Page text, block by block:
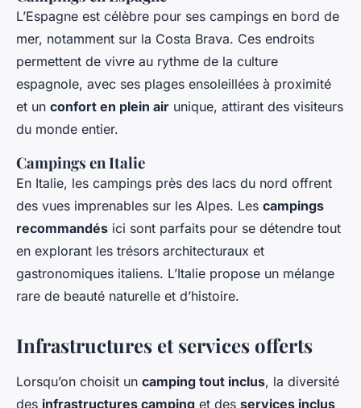
L’Espagne est célèbre pour ses campings en bord de
mer, notamment sur la Costa Brava. Ces endroits
permettent de vivre au rythme de la culture
espagnole, avec ses plages ensoleillées à proximité
et un confort en plein air unique, attirant des visiteurs
du monde entier.
Campings en Italie
En Italie, les campings près des lacs du nord offrent
des vues imprenables sur les Alpes. Les campings
recommandés ici sont parfaits pour se détendre tout
en explorant les trésors architecturaux et
gastronomiques italiens. L’Italie propose un mélange
rare de beauté naturelle et d’histoire.
Infrastructures et services offerts
Lorsqu’on choisit un camping tout inclus, la diversité
des infrastructures camping et des services inclus